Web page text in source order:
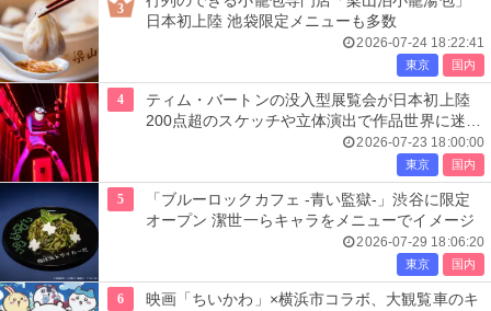
3
日本初上陸 池袋限定メニューも多数
2026-07-24 18:22:41
東京 国内
4
ティム・バートンの没入型展覧会が日本初上陸
200点超のスケッチや立体演出で作品世界に迷い
2026-07-23 18:00:00
東京 国内
5
「ブルーロックカフェ -青い監獄-」渋谷に限定
オープン 潔世一らキャラをメニューでイメージ
2026-07-29 18:06:20
東京 国内
6
映画「ちいかわ」×横浜市コラボ、大観覧車のキ